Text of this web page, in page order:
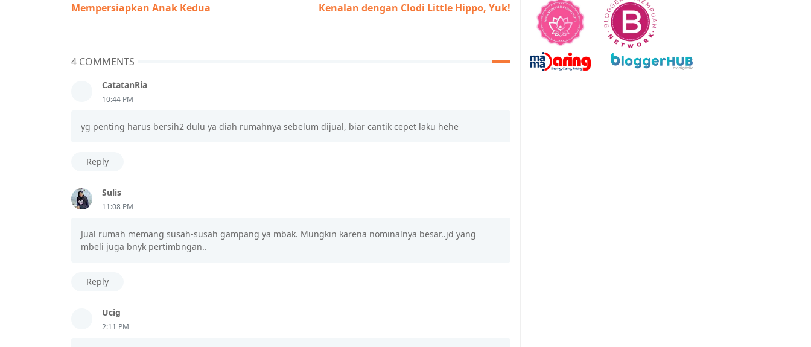
Mempersiapkan Anak Kedua Kenalan dengan Clodi Little Hippo, Yuk!
4 COMMENTS
CatatanRia
10:44 PM
yg penting harus bersih2 dulu ya diah rumahnya sebelum dijual, biar cantik cepet laku hehe
Reply
Sulis
11:08 PM
Jual rumah memang susah-susah gampang ya mbak. Mungkin karena nominalnya besar..jd yang
mbeli juga bnyk pertimbngan..
Reply
Ucig
2:11 PM